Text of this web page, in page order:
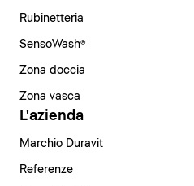
Rubinetteria
SensoWash®
Zona doccia
Zona vasca
L'azienda
Marchio Duravit
Referenze